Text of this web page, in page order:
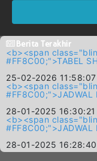
Berita Terakhir
<b><span
#FF8C00;">TABEL
25-02-2026 11:58:07
<b><span
28-01-2025 16:30:21
<b><span
28-01-2025 16:28:40